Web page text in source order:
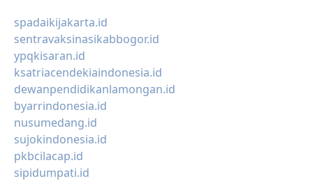
spadaikijakarta.id
sentravaksinasikabbogor.id
ypqkisaran.id
ksatriacendekiaindonesia.id
dewanpendidikanlamongan.id
byarrindonesia.id
nusumedang.id
sujokindonesia.id
pkbcilacap.id
sipidumpati.id